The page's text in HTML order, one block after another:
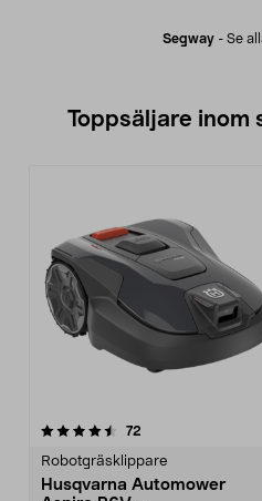
Segway - Se
Toppsäljare inom
72
Robotgräsklippare
Husqvarna Automower
4.5 av 5 stjärnor